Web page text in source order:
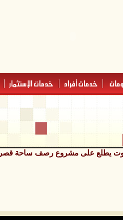
يطلع على مشروع رصف ساحة قصر